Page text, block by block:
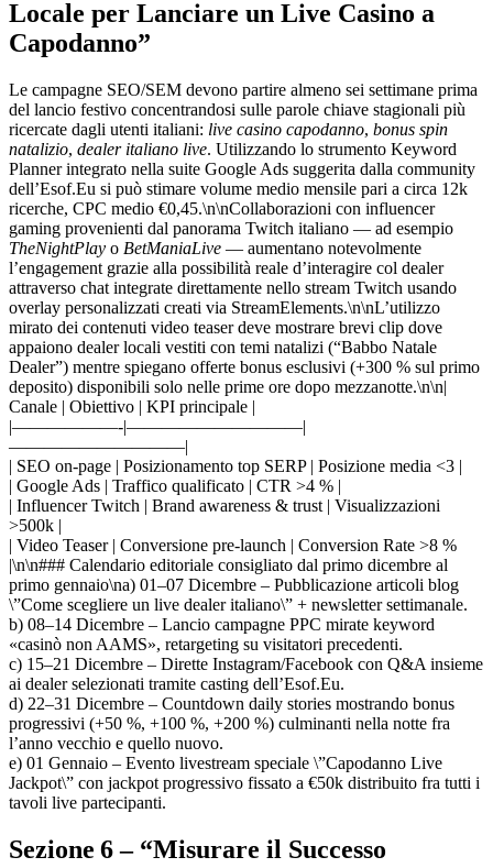
Locale per Lanciare un Live Casino a
Capodanno”
Le campagne SEO/SEM devono partire almeno sei settimane prima
del lancio festivo concentrandosi sulle parole chiave stagionali più
ricercate dagli utenti italiani: live casino capodanno, bonus spin
natalizio, dealer italiano live. Utilizzando lo strumento Keyword
Planner integrato nella suite Google Ads suggerita dalla community
de​ll’Esof.Eu si può stimare volume medio mensile pari a circa 12k
ricerche, CPC medio €0,45.\n\nCollaborazioni con influencer
gaming provenienti dal panorama Twitch italiano — ad esempio
TheNightPlay o BetManiaLive — aumentano notevolmente
l’engagement grazie alla possibilità reale d’interagire col dealer
attraverso chat integrate direttamente nello stream Twitch usando
overlay personalizzati creati via StreamElements.\n\nL’utilizzo
mirato dei contenuti video teaser deve mostrare brevi clip dove
appaiono dealer locali vestiti con temi natalizi (“Babbo Natale
Dealer”) mentre spiegano offerte bonus esclusivi (+300 % sul primo
deposito) disponibili solo nelle prime ore dopo mezzanotte.\n\n|
Canale | Obiettivo | KPI principale |
|——————-|——————————|
——————————|
| SEO on‑page | Posizionamento top SERP | Posizione media <3 |
| Google Ads | Traffico qualificato | CTR >4 % |
| Influencer Twitch | Brand awareness & trust | Visualizzazioni
>500k |
| Video Teaser | Conversione pre‑launch | Conversion Rate >8 %
|\n\n### Calendario editoriale consigliato dal primo dicembre al
primo gennaio\na) 01–07 Dicembre – Pubblicazione articoli blog
\”Come scegliere un live dealer italiano\” + newsletter settimanale.
b) 08–14 Dicembre – Lancio campagne PPC mirate keyword
«casinò non AAMS», retargeting su visitatori precedenti.
c) 15–21 Dicembre – Dirette Instagram/Facebook con Q&A insieme
ai dealer selezionati tramite casting de​ll’Esof.Eu.
d) 22–31 Dicembre – Countdown daily stories mostrando bonus
progressivi (+50 %, +100 %, +200 %) culminanti nella notte fra
l’anno vecchio e quello nuovo.
e) 01 Gennaio – Evento livestream speciale \”Capodanno Live
Jackpot\” con jackpot progressivo fissato a €50k distribuito fra tutti i
tavoli live partecipanti.
Sezione 6 – “Misurare il Successo